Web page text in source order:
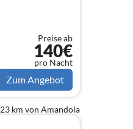
Preise ab
140€
pro Nacht
Zum Angebot
23 km von Amandola